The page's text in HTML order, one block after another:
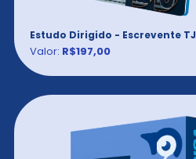
Estudo Dirigido - Escrevente
Valor: R$197,00